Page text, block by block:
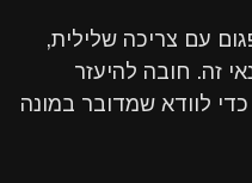
עם צריכה שלילית,
זה. חובה להיעזר
שכתבתם בסעיף 4.ב כדי לוודא שמדובר במונה